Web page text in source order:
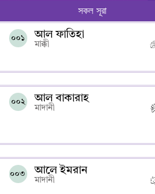
সকল সূরা
০০১ আল ফাতিহা
মাক্কী
০০২ আল বাকারাহ
মাদানী
০০৩ আলে ইমরান
মাদানী